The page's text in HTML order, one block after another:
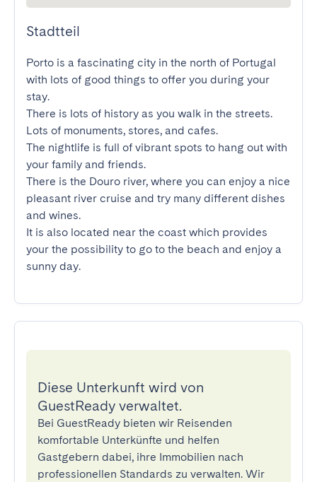
Stadtteil
Porto is a fascinating city in the north of Portugal
with lots of good things to offer you during your
stay.
There is lots of history as you walk in the streets.
Lots of monuments, stores, and cafes.
The nightlife is full of vibrant spots to hang out with
your family and friends.
There is the Douro river, where you can enjoy a nice
pleasant river cruise and try many different dishes
and wines.
It is also located near the coast which provides
your the possibility to go to the beach and enjoy a
sunny day.
Diese Unterkunft wird von
GuestReady verwaltet.
Bei GuestReady bieten wir Reisenden
komfortable Unterkünfte und helfen
Gastgebern dabei, ihre Immobilien nach
professionellen Standards zu verwalten. Wir